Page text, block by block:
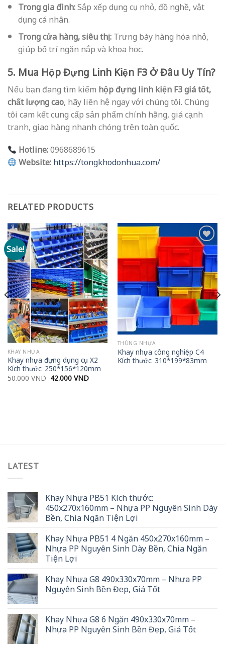
Trong gia đình:Sắp xếp dụng cụ nhỏ, đồ nghề, vật
dụng cá nhân.
Trong cửa hàng, siêu thị:Trưng bày hàng hóa nhỏ,
giúp bố trí ngăn nắp và khoa học.
5. Mua Hộp Đựng Linh Kiện F3 Ở Đâu Uy Tín?
Nếu bạn đang tìm kiếm hộp đựng linh kiện F3 giá tốt,
chất lượng cao, hãy liên hệ ngay với chúng tôi. Chúng
tôi cam kết cung cấp sản phẩm chính hãng, giá cạnh
tranh, giao hàng nhanh chóng trên toàn quốc.
Hotline:0968689615
Website:https://tongkhodonhua.com/
RELATED PRODUCTS
Sale!
Add to
wishlist
KHAY NHỰA
Khay nhựa đựng dụng cụ X2
Kích thước: 250*156*120mm
50.000VND Original
price
42.000VNDCurrent
price
Add to
wishlist
THÙNG NHỰA
Khay nhựa công nghiệp C4
Kích thước: 310*199*83mm
LATEST
Khay Nhựa PB51 Kích thước:
450x270x160mm – Nhựa PP Nguyên Sinh Dày
Bền, Chia Ngăn Tiện Lợi
Khay Nhựa PB51 4 Ngăn 450x270x160mm –
Nhựa PP Nguyên Sinh Dày Bền, Chia Ngăn
Tiện Lợi
Khay Nhựa G8 490x330x70mm – Nhựa PP
Nguyên Sinh Bền Đẹp, Giá Tốt
Khay Nhựa G8 6 Ngăn 490x330x70mm –
Nhựa PP Nguyên Sinh Bền Đẹp, Giá Tốt